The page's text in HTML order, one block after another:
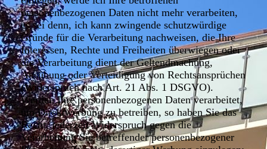
personenbezogenen Daten nicht mehr verarbeiten,
es sei denn, ich kann zwingende schutzwürdige
Gründe für die Verarbeitung nachweisen, die Ihre
Interessen, Rechte und Freiheiten überwiegen oder
die Verarbeitung dient der Geltendmachung,
Ausübung oder Verteidigung von Rechtsansprüchen
(Widerspruch nach Art. 21 Abs. 1 DSGVO).
Werden Ihre personenbezogenen Daten verarbeitet,
um Direktwerbung zu betreiben, so haben Sie das
Recht, jederzeit Widerspruch gegen die
Verarbeitung Sie betreffender personenbezogener